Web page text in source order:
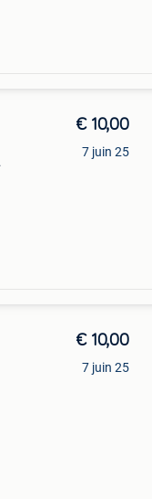
€ 10,00
7 juin 25
€ 10,00
7 juin 25